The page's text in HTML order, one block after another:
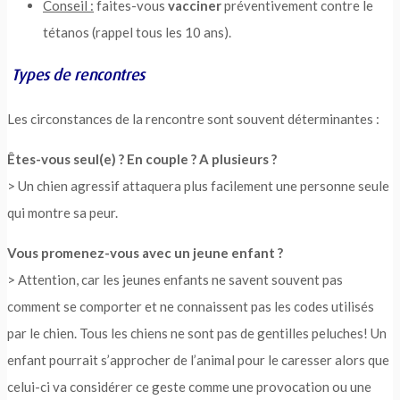
Conseil : faites-vous vaccinerpréventivement contre le
tétanos (rappel tous les 10 ans).
Types de rencontres
Les circonstances de la rencontre sont souvent déterminantes :
Êtes-vous seul(e) ? En couple ? A plusieurs ?
> Un chien agressif attaquera plus facilement une personne seule
qui montre sa peur.
Vous promenez-vous avec un jeune enfant ?
> Attention, car les jeunes enfants ne savent souvent pas
comment se comporter et ne connaissent pas les codes utilisés
par le chien. Tous les chiens ne sont pas de gentilles peluches! Un
enfant pourrait s’approcher de l’animal pour le caresser alors que
celui-ci va considérer ce geste comme uneprovocation ou une